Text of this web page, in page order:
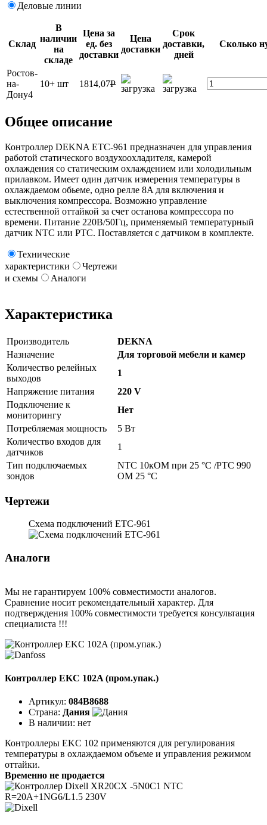
Деловые линии
Склад
В
наличии
на
складе
Цена за
ед. без
доставки
Цена
доставки
Срок
доставки,
дней
Сколько
Ростов-
на-
Дону4
10+ шт 1814,07P
Общее описание
Контроллер DEKNA ETC-961 предназначен для управления
работой статического воздухоохладителя, камерой
охлаждения со статическим охлаждением или холодильным
прилавком. Имеет один датчик измерения температуры в
охлаждаемом обьеме, одно релле 8A для включения и
выключения компрессора. Возможно управление
естественной оттайкой за счет останова компрессора по
времени. Питание 220В/50Гц, применяемый температурный
датчик NTC или PTC. Поставляется с датчиком в комплекте.
Технические
характеристики
Чертежи
и схемы
Аналоги
Характеристика
Производитель
DEKNA
Назначение
Для торговой мебели и камер
Количество релейных
выходов
1
Напряжение питания
220 V
Подключение к
мониторингу
Нет
Потребляемая мощность
5 Вт
Количество входов для
датчиков
1
Тип подключаемых
зондов
NTC 10кОМ при 25 °C /PTC 990
ОМ 25 °C
Чертежи
Схема подключений ETC-961
Аналоги
Мы не гарантируем 100% совместимости аналогов.
Сравнение носит рекомендательный характер. Для
подтверждения 100% совместимости требуется консультация
специалиста !!!
Контроллер EKC 102A (пром.упак.)
Артикул: 084B8688
Страна: Дания
В наличии: нет
Контроллеры EKC 102 применяются для регулирования
температуры в охлаждаемом объеме и управления режимом
оттайки.
Временно не продается